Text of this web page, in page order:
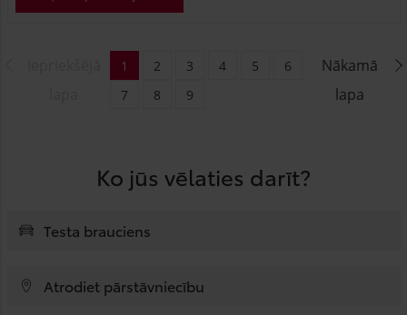
Nākamā
lapa
1 2 3 4 5
6
7
8 9
Ko jūs vēlaties darīt?
Testa brauciens
Atrodiet pārstāvniecību